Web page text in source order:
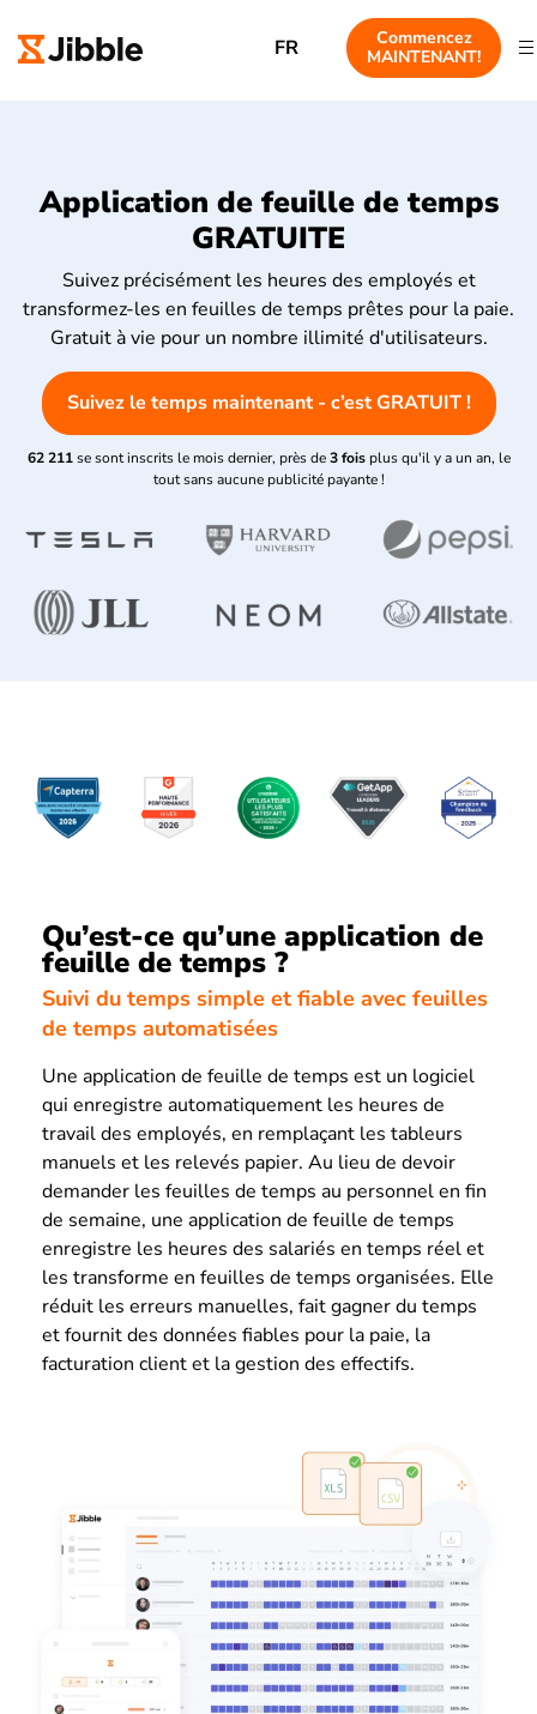
FR
Commencez
MAINTENANT!
Application de feuille de temps
GRATUITE
Suivez précisément les heures des employés et
transformez-les en feuilles de temps prêtes pour la paie.
Gratuit à vie pour un nombre illimité d'utilisateurs.
Suivez le temps maintenant - c’est GRATUIT !
62 211 se sont inscrits le mois dernier, près de 3 fois plus qu'il y a un an, le
tout sans aucune publicité payante !
Qu’est-ce qu’une application de
feuille de temps ?
Suivi du temps simple et fiable avec feuilles
de temps automatisées
Une application de feuille de temps est un logiciel
qui enregistre automatiquement les heures de
travail des employés, en remplaçant les tableurs
manuels et les relevés papier. Au lieu de devoir
demander les feuilles de temps au personnel en fin
de semaine, une application de feuille de temps
enregistre les heures des salariés en temps réel et
les transforme en feuilles de temps organisées. Elle
réduit les erreurs manuelles, fait gagner du temps
et fournit des données fiables pour la paie, la
facturation client et la gestion des effectifs.